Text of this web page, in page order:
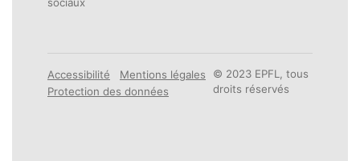
Accessibilité
Mentions légales
Protection des données
© 2023 EPFL, tous
droits réservés